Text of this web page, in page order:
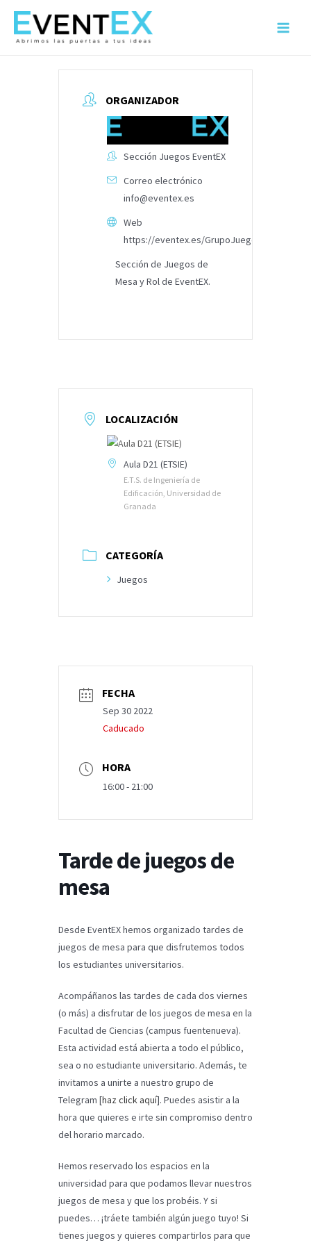
contenido
Main
ORGANIZADOR
Sección Juegos EventEX
Correo electrónico
info@eventex.es
Web
https://eventex.es/GrupoJuegos
Sección de Juegos de
Mesa y Rol de EventEX.
LOCALIZACIÓN
Aula D21 (ETSIE)
E.T.S. de Ingeniería de
Edificación, Universidad de
Granada
CATEGORÍA
Juegos
FECHA
Sep 30 2022
Caducado
HORA
16:00 - 21:00
Tarde de juegos de
mesa
Desde EventEX hemos organizado tardes de
juegos de mesa para que disfrutemos todos
los estudiantes universitarios.
Acompáñanos las tardes de cada dos viernes
(o más) a disfrutar de los juegos de mesa en la
Facultad de Ciencias (campus fuentenueva).
Esta actividad está abierta a todo el público,
sea o no estudiante universitario. Además, te
invitamos a unirte a nuestro grupo de
Telegram [haz click aquí]. Puedes asistir a la
hora que quieres e irte sin compromiso dentro
del horario marcado.
Hemos reservado los espacios en la
universidad para que podamos llevar nuestros
juegos de mesa y que los probéis. Y si
puedes… ¡tráete también algún juego tuyo! Si
tienes juegos y quieres compartirlos para que